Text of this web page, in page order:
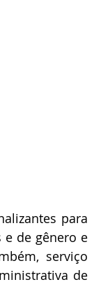
para
e de gênero e
serviço
de